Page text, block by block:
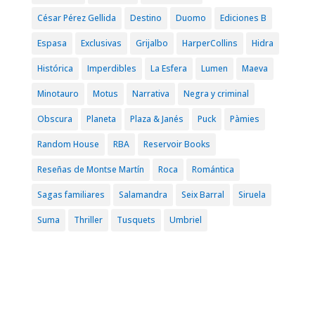
César Pérez Gellida Destino Duomo Ediciones B
Espasa Exclusivas Grijalbo HarperCollins Hidra
Histórica Imperdibles La Esfera Lumen Maeva
Minotauro Motus Narrativa Negra y criminal
Obscura Planeta Plaza & Janés Puck Pàmies
Random House RBA Reservoir Books
Reseñas de Montse Martín Roca Romántica
Sagas familiares Salamandra Seix Barral Siruela
Suma Thriller Tusquets Umbriel